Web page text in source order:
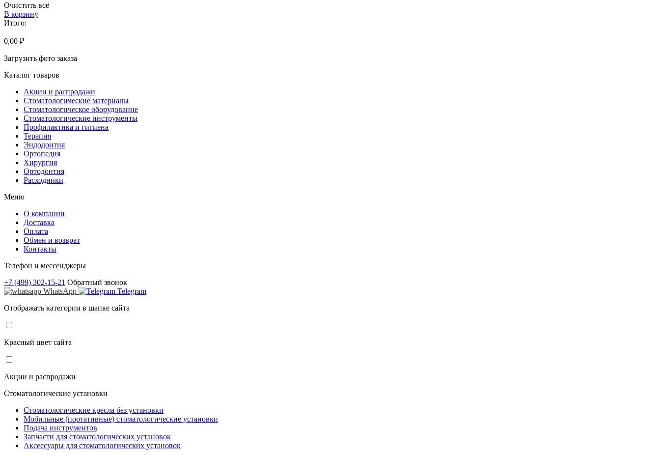
Очистить всё
В корзину
Итого:
0,00 ₽
Загрузить фото заказа
Каталог товаров
Акции и распродажи
Стоматологические материалы
Стоматологическое оборудование
Стоматологические инструменты
Профилактика и гигиена
Терапия
Эндодонтия
Ортопедия
Хирургия
Ортодонтия
Расходники
Меню
О компании
Доставка
Оплата
Обмен и возврат
Контакты
Телефон и мессенджеры
+7 (499) 302-15-21 Обратный звонок
WhatsApp
Telegram
Отображать категории в шапке сайта
Красный цвет сайта
Акции и распродажи
Стоматологические установки
Стоматологические кресла без установки
Мобильные (портативные) стоматологические установки
Подача инструментов
Запчасти для стоматологических установок
Аксессуары для стоматологических установок